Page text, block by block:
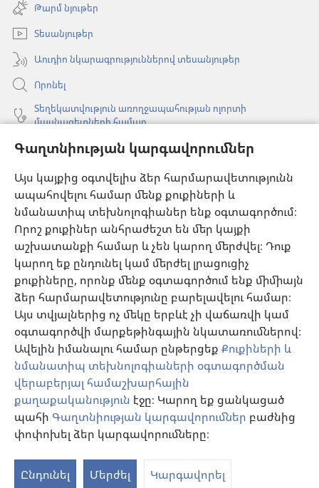
Գաղտնիության կարգավորումներ
Այս կայքից օգտվելիս ձեր հարմարավետությունն
ապահովելու համար մենք քուքիների և
նմանատիպ տեխնոլոգիաներ ենք օգտագործում։
Որոշ քուքիներ անհրաժեշտ են մեր կայքի
աշխատանքի համար և չեն կարող մերժվել։ Դուք
կարող եք ընդունել կամ մերժել լրացուցիչ
քուքիները, որոնք մենք օգտագործում ենք միմիայն
ձեր հարմարավետությունը բարելավելու համար։
Այս տվյալներից ոչ մեկը երբևէ չի վաճառվի կամ
օգտագործվի մարքեթինգային նկատառումներով։
Ավելին իմանալու համար ընթերցեք Քուքիների և
նմանատիպ տեխնոլոգիաների օգտագործման
վերաբերյալ համաշխարհային
քաղաքականություն էջը։ Կարող եք ցանկացած
պահի Գաղտնիության կարգավորումներ բաժնից
փոփոխել ձեր կարգավորումները։
Ընդունել Մերժել Կարգավորել
նոր
պատուհան)
Թարմ նյութեր
Տեսանյութեր
Աուդիո նկարագրություններով տեսանյութեր
Որոնել
Տեղեկատվություն առողջապահության ոլորտի
մասնագետների համար
Գլոբալ հաղորդակցություն
Օգնություն
Նվիրատվություններ
(բացվում
է
նոր
պատուհան)
Դիտարանի ՕՆԼԱՅՆ ԳՐԱԴԱՐԱՆ
(բացվում
է
նոր
պատուհան)
JW Hub
(բացվում
է
նոր
պատուհան)
JW Library® հավելված
Watchtower Library
Copyright © 2026 Watch Tower Bible and Tract Society of Pennsylvania.
ՕԳՏԱԳՈՐԾՄԱՆ ՊԱՅՄԱՆՆԵՐ |
ՔԱՂԱՔԱԿԱՆՈՒԹՅՈՒՆ|ԳԱՂՏՆԻՈՒԹՅԱՆ ԿԱՐԳԱՎՈՐՈՒՄՆԵՐ